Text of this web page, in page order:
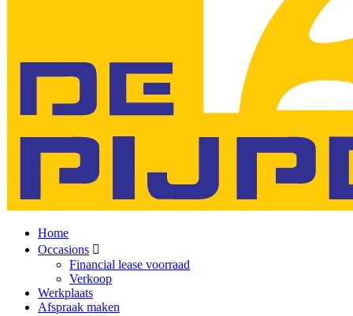
Home
Occasions
Financial lease voorraad
Verkoop
Werkplaats
Afspraak maken